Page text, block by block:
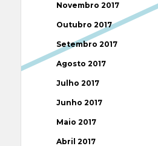
Novembro 2017
Outubro 2017
Setembro 2017
Agosto 2017
Julho 2017
Junho 2017
Maio 2017
Abril 2017